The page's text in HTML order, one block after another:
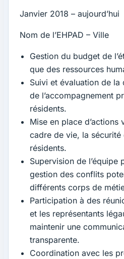
Janvier 2018 – aujourd’hui
Nom de l’EHPAD – Ville
Gestion du budget de
que des ressources
Suivi et évaluation de la
de l’accompagnement
résidents.
Mise en place d’actions
cadre de vie, la
résidents.
Supervision de l’équipe
gestion des conflits
différents corps de
Participation à des
et les représentants
maintenir une
transparente.
Coordination avec les